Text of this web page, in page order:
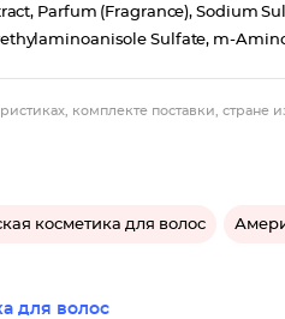
Parfum (Fragrance), Sodium
Sulfate, m-
комплекте поставки, стране
косметика для волос
для волос